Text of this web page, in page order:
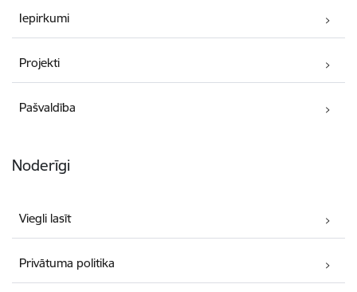
Iepirkumi
Projekti
Pašvaldība
Noderīgi
Viegli lasīt
Privātuma politika